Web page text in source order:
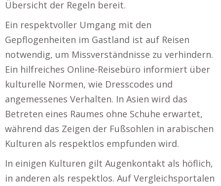
Übersicht der Regeln bereit.
Ein respektvoller Umgang mit den
Gepflogenheiten im Gastland ist auf Reisen
notwendig, um Missverständnisse zu verhindern.
Ein hilfreiches Online-Reisebüro informiert über
kulturelle Normen, wie Dresscodes und
angemessenes Verhalten. In Asien wird das
Betreten eines Raumes ohne Schuhe erwartet,
während das Zeigen der Fußsohlen in arabischen
Kulturen als respektlos empfunden wird.
In einigen Kulturen gilt Augenkontakt als höflich,
in anderen als respektlos. Auf Vergleichsportalen